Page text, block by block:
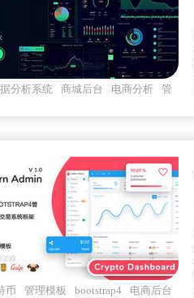
分析系统 商城后台 电商分析
管
币 管理模板 bootstrap4 电商后台